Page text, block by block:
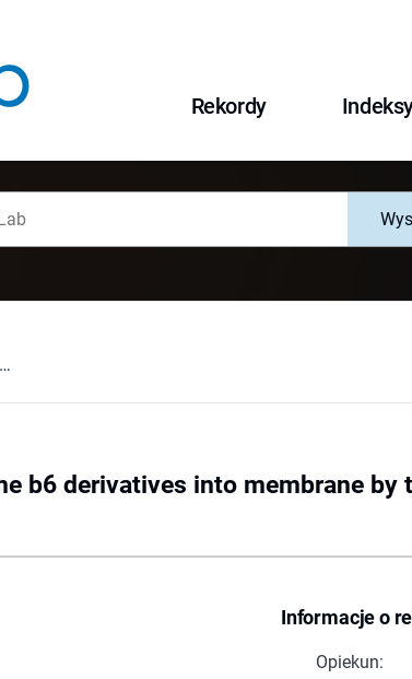
Rekordy
Insertion of cytochrome b6 derivatives into membrane by the bacterial sec-dependent protein transport system
b6 derivatives into membrane by
Informacje o
Opiekun: